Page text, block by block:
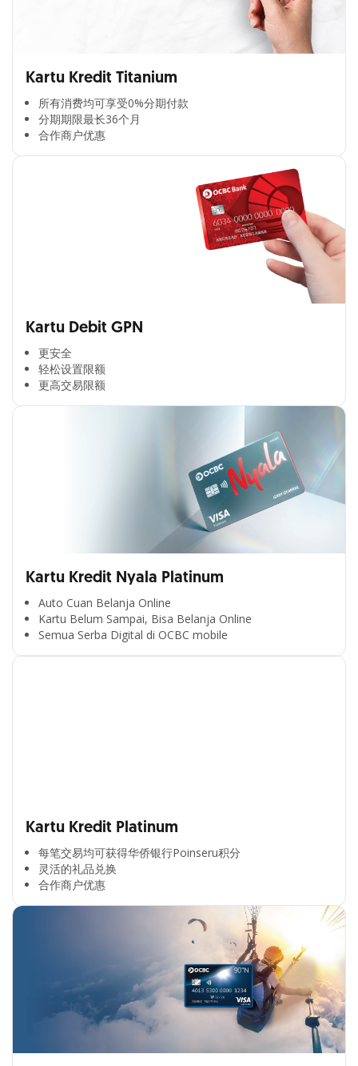
Kartu Kredit Titanium
所有消费均可享受0%分期付款​
分期期限最长36个月​
合作商户优惠​
Kartu Debit GPN
更安全​
轻松设置限额​
更高交易限额​
Kartu Kredit Nyala Platinum
Auto Cuan Belanja Online
Kartu Belum Sampai, Bisa Belanja Online
Semua Serba Digital di OCBC mobile
Kartu Kredit Platinum
每笔交易均可获得华侨银行Poinseru积分​
灵活的礼品兑换​
合作商户优惠​